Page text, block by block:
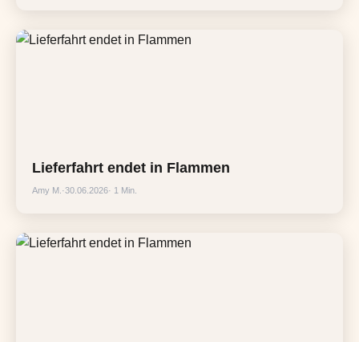
Lieferfahrt endet in Flammen
Amy M. ·30.06.2026· 1 Min.